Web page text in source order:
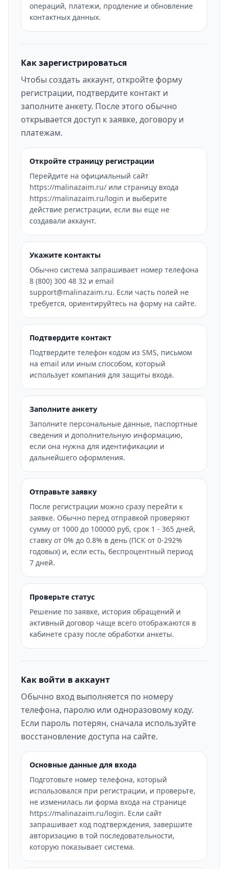
операций, платежи, продление и обновление
контактных данных.
Как зарегистрироваться
Чтобы создать аккаунт, откройте форму
регистрации, подтвердите контакт и
заполните анкету. После этого обычно
открывается доступ к заявке, договору и
платежам.
Откройте страницу регистрации
Перейдите на официальный сайт
https://malinazaim.ru/ или страницу входа
https://malinazaim.ru/login и выберите
действие регистрации, если вы еще не
создавали аккаунт.
Укажите контакты
Обычно система запрашивает номер телефона
8 (800) 300 48 32 и email
support@malinazaim.ru. Если часть полей не
требуется, ориентируйтесь на форму на сайте.
Подтвердите контакт
Подтвердите телефон кодом из SMS, письмом
на email или иным способом, который
использует компания для защиты входа.
Заполните анкету
Заполните персональные данные, паспортные
сведения и дополнительную информацию,
если она нужна для идентификации и
дальнейшего оформления.
Отправьте заявку
После регистрации можно сразу перейти к
заявке. Обычно перед отправкой проверяют
сумму от 1000 до 100000 руб, срок 1 - 365 дней,
ставку от 0% до 0.8% в день (ПСК от 0-292%
годовых) и, если есть, беспроцентный период
7 дней.
Проверьте статус
Решение по заявке, история обращений и
активный договор чаще всего отображаются в
кабинете сразу после обработки анкеты.
Как войти в аккаунт
Обычно вход выполняется по номеру
телефона, паролю или одноразовому коду.
Если пароль потерян, сначала используйте
восстановление доступа на сайте.
Основные данные для входа
Подготовьте номер телефона, который
использовался при регистрации, и проверьте,
не изменилась ли форма входа на странице
https://malinazaim.ru/login. Если сайт
запрашивает код подтверждения, завершите
авторизацию в той последовательности,
которую показывает система.